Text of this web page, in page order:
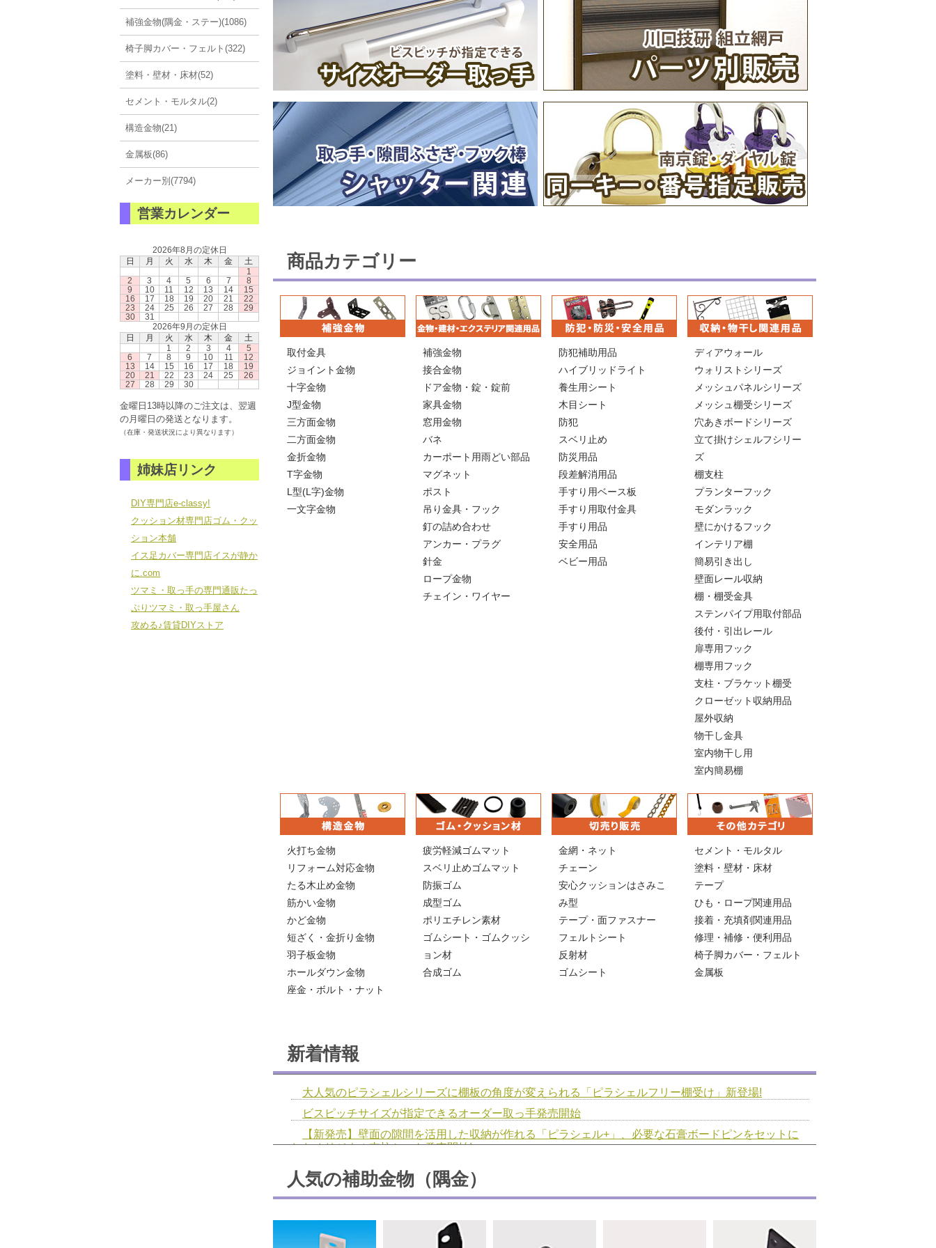
補強金物(隅金・ステー)(1086)
椅子脚カバー・フェルト(322)
塗料・壁材・床材(52)
セメント・モルタル(2)
構造金物(21)
金属板(86)
メーカー別(7794)
営業カレンダー
2026年8月の定休日
日
月 火 水 木 金
土
1
2
3 4 5 6 7
8
9
10 11 12 13 14
15
16
17 18 19 20 21
22
23
24 25 26 27 28
29
30
31
2026年9月の定休日
日
月 火 水 木 金
土
1
2 3 4
5
6
7 8 9 10 11
12
13
14 15 16 17 18
19
20
21 22 23 24 25
26
27
28 29 30
金曜日13時以降のご注文は、翌週
の月曜日の発送となります。
（在庫・発送状況により異なります）
姉妹店リンク
DIY専門店e-classy!
クッション材専門店ゴム・クッ
ション本舗
イス足カバー専門店イスが静か
に.com
ツマミ・取っ手の専門通販たっ
ぷりツマミ・取っ手屋さん
攻める♪賃貸DIYストア
商品カテゴリー
取付金具
ジョイント金物
十字金物
J型金物
三方面金物
二方面金物
金折金物
T字金物
L型(L字)金物
一文字金物
補強金物
接合金物
ドア金物・錠・錠前
家具金物
窓用金物
バネ
カーポート用雨どい部品
マグネット
ポスト
吊り金具・フック
釘の詰め合わせ
アンカー・プラグ
針金
ロープ金物
チェイン・ワイヤー
防犯補助用品
ハイブリッドライト
養生用シート
木目シート
防犯
スベリ止め
防災用品
段差解消用品
手すり用ベース板
手すり用取付金具
手すり用品
安全用品
ベビー用品
ディアウォール
ウォリストシリーズ
メッシュパネルシリーズ
メッシュ棚受シリーズ
穴あきボードシリーズ
立て掛けシェルフシリー
ズ
棚支柱
プランターフック
モダンラック
壁にかけるフック
インテリア棚
簡易引き出し
壁面レール収納
棚・棚受金具
ステンパイプ用取付部品
後付・引出レール
扉専用フック
棚専用フック
支柱・ブラケット棚受
クローゼット収納用品
屋外収納
物干し金具
室内物干し用
室内簡易棚
火打ち金物
リフォーム対応金物
たる木止め金物
筋かい金物
かど金物
短ざく・金折り金物
羽子板金物
ホールダウン金物
座金・ボルト・ナット
疲労軽減ゴムマット
スベリ止めゴムマット
防振ゴム
成型ゴム
ポリエチレン素材
ゴムシート・ゴムクッシ
ョン材
合成ゴム
金網・ネット
チェーン
安心クッションはさみこ
み型
テープ・面ファスナー
フェルトシート
反射材
ゴムシート
セメント・モルタル
塗料・壁材・床材
テープ
ひも・ロープ関連用品
接着・充填剤関連用品
修理・補修・便利用品
椅子脚カバー・フェルト
金属板
新着情報
大人気のピラシェルシリーズに棚板の角度が変えられる「ピラシェルフリー棚受け」新登場!
ビスピッチサイズが指定できるオーダー取っ手発売開始
【新発売】壁面の隙間を活用した収納が作れる「ピラシェル+」、必要な石膏ボードピンをセットに
したオリジナル支柱セット発売開始!
【新発売】ピラシェル+ 12アイテム
本人認証サービス「3Dセキュア2.0」導入とプライバシーポリシー改定のお知らせ
お客様の声を掲載いたしました。(S.H.樣)
人気の補助金物（隅金）